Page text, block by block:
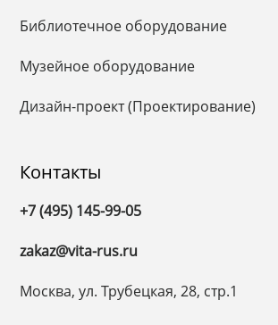
Библиотечное оборудование
Музейное оборудование
Дизайн-проект (Проектирование)
Контакты
+7 (495) 145-99-05
zakaz@vita-rus.ru
Москва, ул. Трубецкая, 28, стр.1